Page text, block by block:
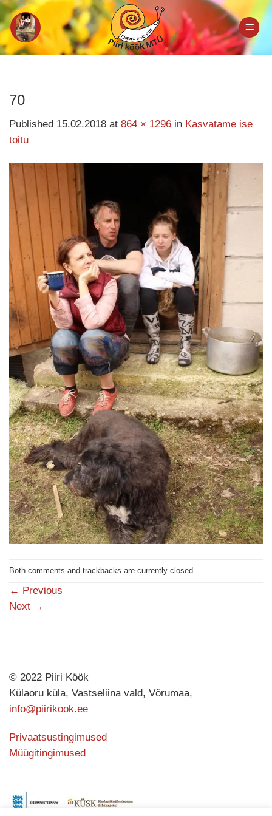
Skip
to
content
70
Published 15.02.2018 at 864 × 1296 in Kasvatame ise
toitu
Both comments and trackbacks are currently closed.
← Previous
Next →
© 2022 Piiri Köök
Külaoru küla, Vastseliina vald, Võrumaa,
info@piirikook.ee
Privaatsustingimused
Müügitingimused